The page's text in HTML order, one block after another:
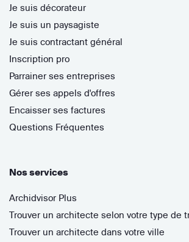
Je suis décorateur
Je suis un paysagiste
Je suis contractant général
Inscription pro
Parrainer ses entreprises
Gérer ses appels d'offres
Encaisser ses factures
Questions Fréquentes
Nos services
Archidvisor Plus
Trouver un architecte selon votre type de
Trouver un architecte dans votre ville